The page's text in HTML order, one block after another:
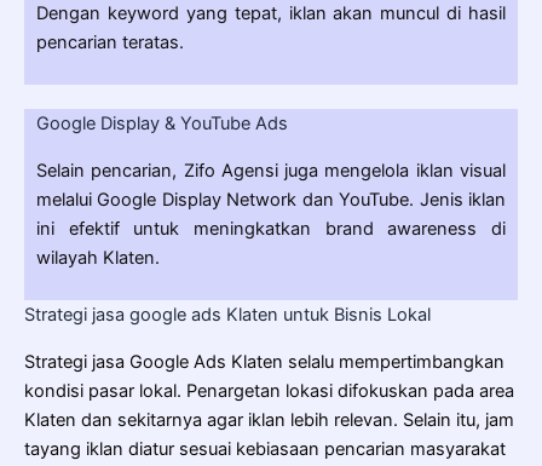
Dengan keyword yang tepat, iklan akan muncul di hasil
pencarian teratas.
Google Display & YouTube Ads
Selain pencarian, Zifo Agensi juga mengelola iklan visual
melalui Google Display Network dan YouTube. Jenis iklan
ini efektif untuk meningkatkan brand awareness di
wilayah Klaten.
Strategi jasa google ads Klaten untuk Bisnis Lokal
Strategi jasa Google Ads Klaten selalu mempertimbangkan
kondisi pasar lokal. Penargetan lokasi difokuskan pada area
Klaten dan sekitarnya agar iklan lebih relevan. Selain itu, jam
tayang iklan diatur sesuai kebiasaan pencarian masyarakat